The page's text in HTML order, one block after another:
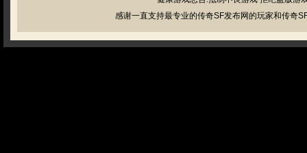
感谢一直支持最专业的传奇SF发布网的玩家和传奇